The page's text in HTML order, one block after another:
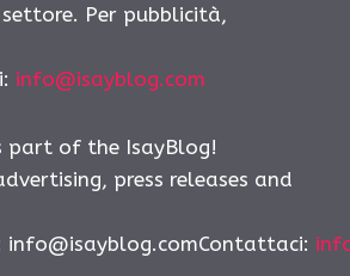
Per pubblicità,
info@isayblog.com
part of the IsayBlog!
press releases and
info@isayblog.comContattaci: